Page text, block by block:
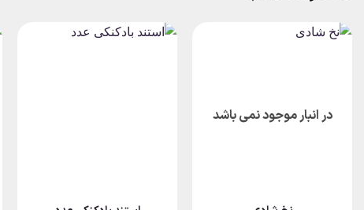
در انبار موجود نمی باشد